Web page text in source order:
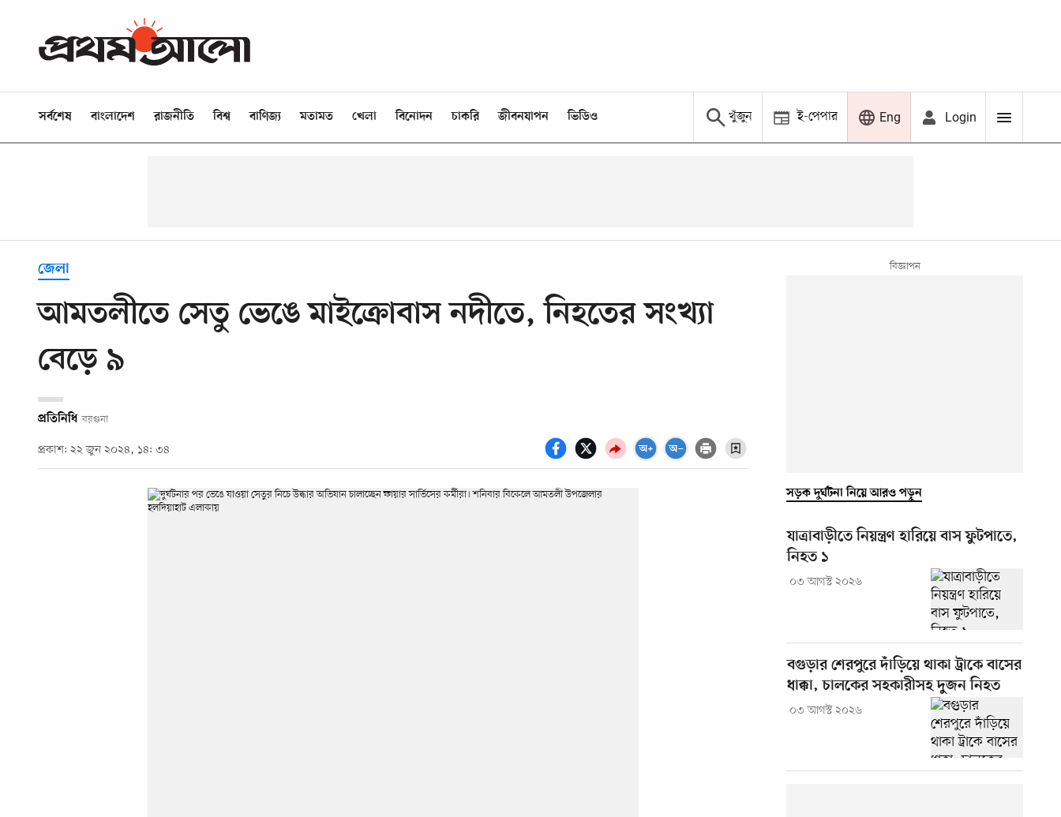
সর্বশেষ বাংলাদেশ রাজনীতি বিশ্ব বাণিজ্য মতামত খেলা বিনোদন চাকরি জীবনযাপন ভিডিও খুঁজুন ই-পেপার Eng Login
জেলা
আমতলীতে সেতু ভেঙে মাইক্রোবাস নদীতে, নিহতের সংখ্যা
বেড়ে ৯
প্রতিনিধি বরগুনা
প্রকাশ: ২২ জুন ২০২৪, ১৪: ৩৪
সড়ক দুর্ঘটনা নিয়ে আরও পড়ুন
যাত্রাবাড়ীতে নিয়ন্ত্রণ হারিয়ে বাস ফুটপাতে,
নিহত ১
০৩ আগস্ট ২০২৬
বগুড়ার শেরপুরে দাঁড়িয়ে থাকা ট্রাকে বাসের
ধাক্কা, চালকের সহকারীসহ দুজন নিহত
০৩ আগস্ট ২০২৬